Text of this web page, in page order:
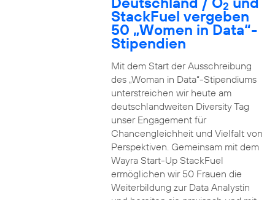
2
StackFuel vergeben
50 „Women in Data“-
Stipendien
Mit dem Start der Ausschreibung
des „Woman in Data“-Stipendiums
unterstreichen wir heute am
deutschlandweiten Diversity Tag
unser Engagement für
Chancengleichheit und Vielfalt von
Perspektiven. Gemeinsam mit dem
Wayra Start-Up StackFuel
ermöglichen wir 50 Frauen die
Weiterbildung zur Data Analystin